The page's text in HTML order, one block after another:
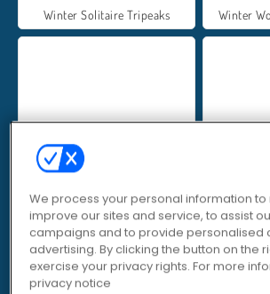
Winter Solitaire Tripeaks Winter
Penguin Diner
We process your personal information
improve our sites and service, to assist
campaigns and to provide personalised
advertising. By clicking the button on the
exercise your privacy rights. For more
privacy notice